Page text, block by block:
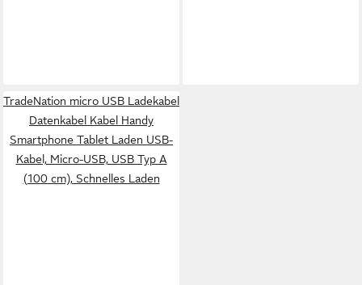
TradeNation micro USB Ladekabel
Datenkabel Kabel Handy
Smartphone Tablet Laden USB-
Kabel, Micro-USB, USB Typ A
(100 cm), Schnelles Laden